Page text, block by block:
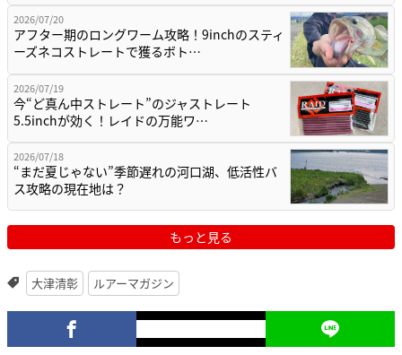
2026/07/20
アフター期のロングワーム攻略！9inchのスティ
ーズネコストレートで獲るボト…
2026/07/19
今“ど真ん中ストレート”のジャストレート
5.5inchが効く！レイドの万能ワ…
2026/07/18
“まだ夏じゃない”季節遅れの河口湖、低活性バ
ス攻略の現在地は？
もっと見る
大津清彰 ルアーマガジン